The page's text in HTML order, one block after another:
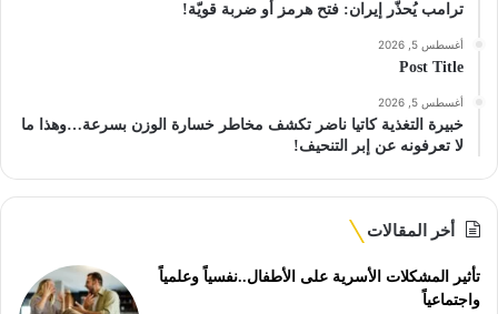
ترامب يُحذّر إيران: فتح هرمز أو ضربة قويّة!
أغسطس 5, 2026
Post Title
أغسطس 5, 2026
خبيرة التغذية كاتيا ناضر تكشف مخاطر خسارة الوزن بسرعة…وهذا ما
لا تعرفونه عن إبر التنحيف!
أخر المقالات
تأثير المشكلات الأسرية على الأطفال..نفسياً وعلمياً
واجتماعياً